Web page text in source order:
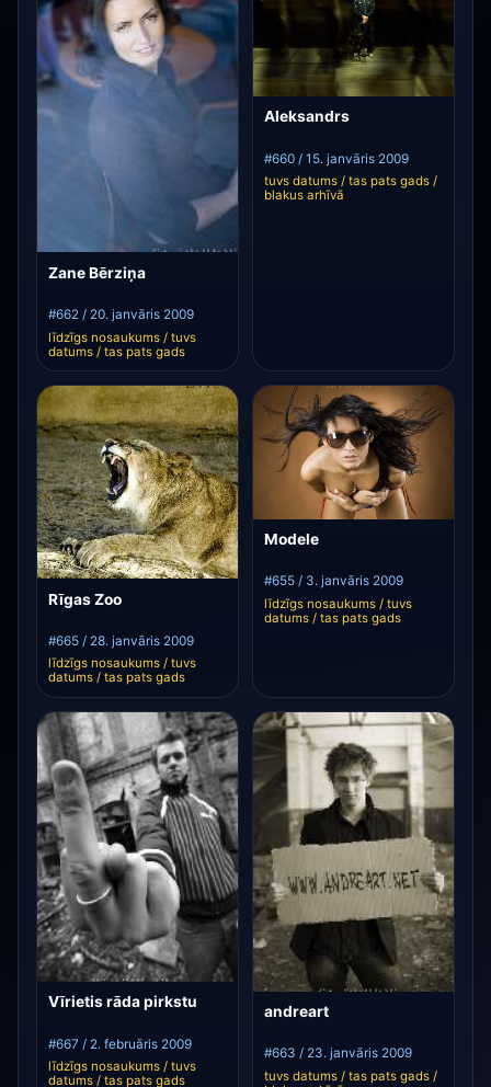
Zane Bērziņa
#662 / 20. janvāris 2009
līdzīgs nosaukums / tuvs
datums / tas pats gads
Aleksandrs
#660 / 15. janvāris 2009
tuvs datums / tas pats gads /
blakus arhīvā
Rīgas Zoo
#665 / 28. janvāris 2009
līdzīgs nosaukums / tuvs
datums / tas pats gads
Modele
#655 / 3. janvāris 2009
līdzīgs nosaukums / tuvs
datums / tas pats gads
Vīrietis rāda pirkstu
#667 / 2. februāris 2009
līdzīgs nosaukums / tuvs
datums / tas pats gads
andreart
#663 / 23. janvāris 2009
tuvs datums / tas pats gads /